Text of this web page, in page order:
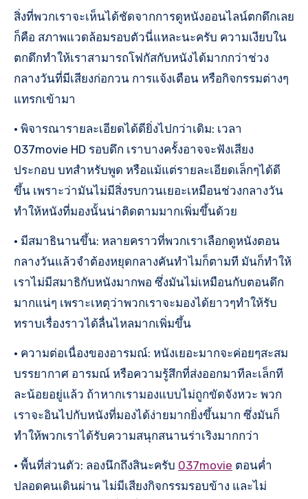
สิ่งที่พวกเราจะเห็นได้ชัดจากการดูหนังออนไลน์ตกดึกเลย
ก็คือ สภาพแวดล้อมรอบตัวนี่แหละนะครับ ความเงียบใน
ตกดึกทำให้เราสามารถโฟกัสกับหนังได้มากกว่าช่วง
กลางวันที่มีเสียงก่อกวน การแจ้งเตือน หรือกิจกรรมต่างๆ
แทรกเข้ามา
• พิจารณารายละเอียดได้ดียิ่งไปกว่าเดิม: เวลา
037movie HD รอบดึก เราบางครั้งอาจจะฟังเสียง
ประกอบ บทสำหรับพูด หรือแม้แต่รายละเอียดเล็กๆได้ดี
ขึ้น เพราะว่ามันไม่มีสิ่งรบกวนเยอะเหมือนช่วงกลางวัน
ทำให้หนังที่มองนั้นน่าติดตามมากเพิ่มขึ้นด้วย
• มีสมาธินานขึ้น: หลายคราวที่พวกเราเลือกดูหนังตอน
กลางวันแล้วจำต้องหยุดกลางคันทำไมก็ตามที มันก็ทำให้
เราไม่มีสมาธิกับหนังมากพอ ซึ่งมันไม่เหมือนกับตอนดึก
มากแน่ๆ เพราะเหตุว่าพวกเราจะมองได้ยาวๆทำให้รับ
ทราบเรื่องราวได้ลื่นไหลมากเพิ่มขึ้น
• ความต่อเนื่องของอารมณ์: หนังเยอะมากจะค่อยๆสะสม
บรรยากาศ อารมณ์ หรือความรู้สึกที่ส่งออกมาทีละเล็กที
ละน้อยอยู่แล้ว ถ้าหากเรามองแบบไม่ถูกขัดจังหวะ พวก
เราจะอินไปกับหนังที่มองได้ง่ายมากยิ่งขึ้นมาก ซึ่งมันก็
ทำให้พวกเราได้รับความสนุกสนานร่าเริงมากกว่า
• พื้นที่ส่วนตัว: ลองนึกถึงสินะครับ 037movie ตอนค่ำ
ปลอดคนเดินผ่าน ไม่มีเสียงกิจกรรมรอบข้าง และไม่